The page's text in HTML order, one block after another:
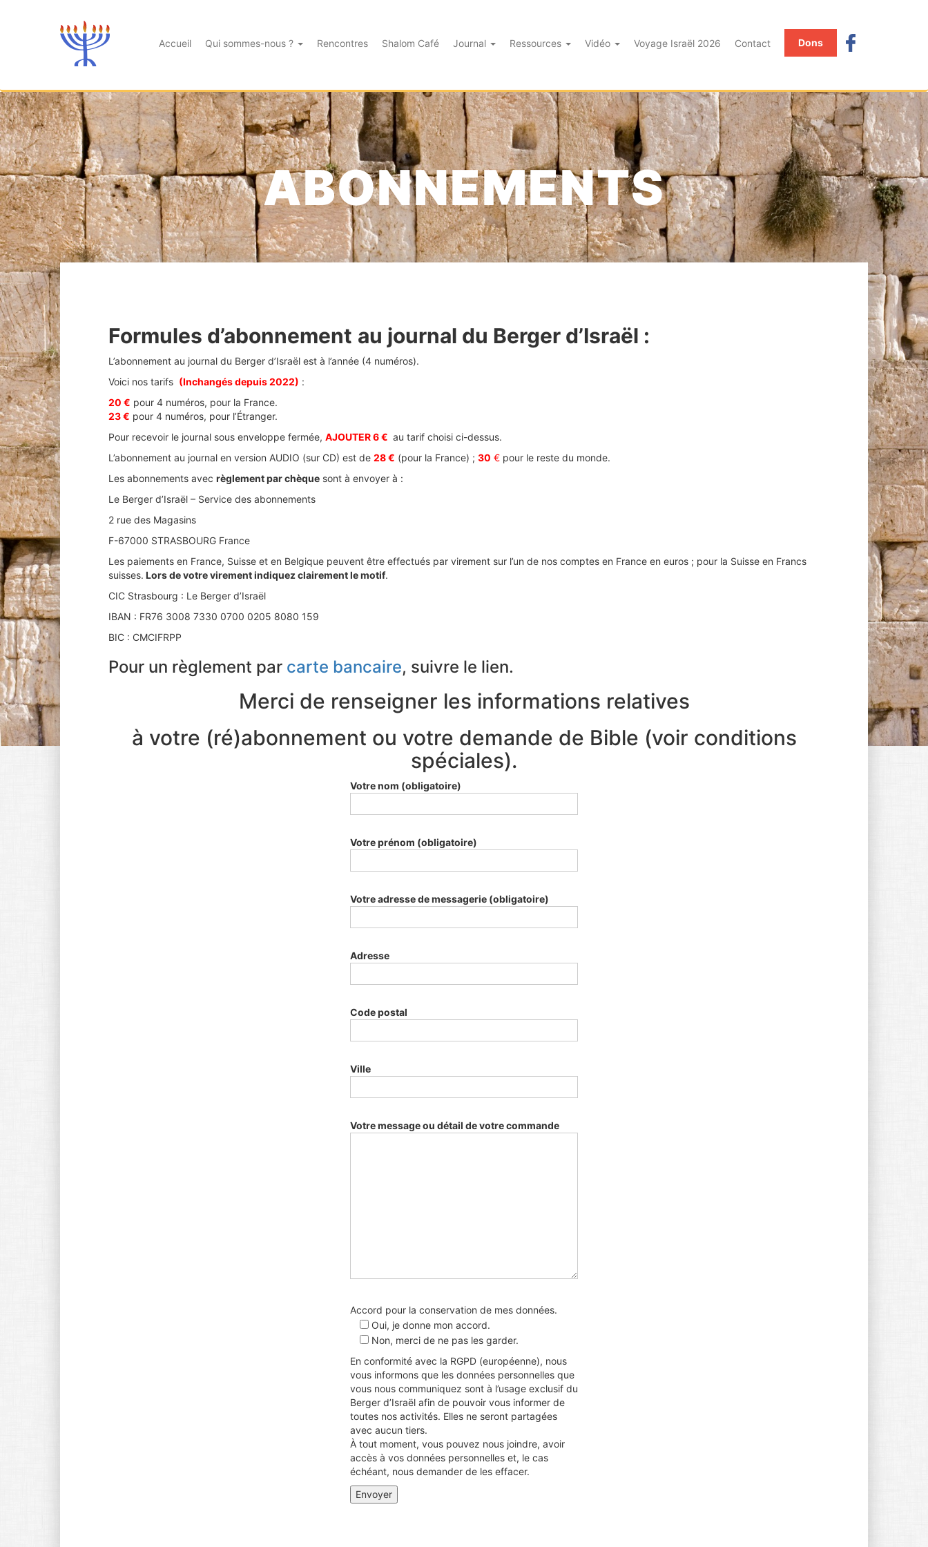
Accueil Qui sommes-nous ? Rencontres Shalom Café Journal Ressources Vidéo Voyage Israël 2026 Contact Dons
ABONNEMENTS
Formules d’abonnement au journal du Berger d’Israël :
L’abonnement au journal du Berger d’Israël est à l’année (4 numéros).
Voici nos tarifs (Inchangés depuis 2022) :
20 € pour 4 numéros, pour la France.
23 € pour 4 numéros, pour l’Étranger.
Pour recevoir le journal sous enveloppe fermée, AJOUTER 6 € au tarif choisi ci-dessus.
L’abonnement au journal en version AUDIO (sur CD) est de 28 € (pour la France) ; 30 € pour le reste du monde.
Les abonnements avec règlement par chèque sont à envoyer à :
Le Berger d’Israël – Service des abonnements
2 rue des Magasins
F-67000 STRASBOURG France
Les paiements en France, Suisse et en Belgique peuvent être effectués par virement sur l’un de nos comptes en France en euros ; pour la Suisse en Francs
suisses. Lors de votre virement indiquez clairement le motif.
CIC Strasbourg : Le Berger d’Israël
IBAN : FR76 3008 7330 0700 0205 8080 159
BIC : CMCIFRPP
Pour un règlement par carte bancaire, suivre le lien.
Merci de renseigner les informations relatives
à votre (ré)abonnement ou votre demande de Bible (voir conditions
spéciales).
Votre nom (obligatoire)
Votre prénom (obligatoire)
Votre adresse de messagerie (obligatoire)
Adresse
Code postal
Ville
Votre message ou détail de votre commande
Accord pour la conservation de mes données.
Oui, je donne mon accord.
Non, merci de ne pas les garder.
En conformité avec la RGPD (européenne), nous
vous informons que les données personnelles que
vous nous communiquez sont à l’usage exclusif du
Berger d’Israël afin de pouvoir vous informer de
toutes nos activités. Elles ne seront partagées
avec aucun tiers.
À tout moment, vous pouvez nous joindre, avoir
accès à vos données personnelles et, le cas
échéant, nous demander de les effacer.